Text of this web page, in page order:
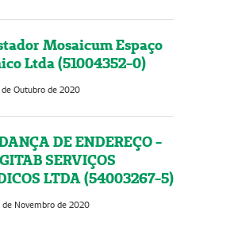
Mosaicum Espaço
Ltda (51004352-0)
de Outubro de 2020
DE ENDEREÇO -
SERVIÇOS
LTDA (54003267-5)
de Novembro de 2020